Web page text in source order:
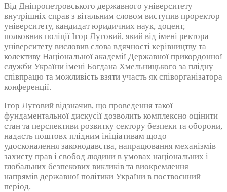
Від Дніпропетровського державного університету
внутрішніх справ з вітальним словом виступив проректор
університету, кандидат юридичних наук, доцент,
полковник поліції Ігор Луговий, який від імені ректора
університету висловив слова вдячності керівництву та
колективу Національної академії Державної прикордонної
служби України імені Богдана Хмельницького за плідну
співпрацю та можливість взяти участь як співорганізатора
конференції.
Ігор Луговий відзначив, що проведення такої
фундаментальної дискусії дозволить комплексно оцінити
стан та перспективи розвитку сектору безпеки та оборони,
надасть поштовх плідним ініціативам щодо
удосконалення законодавства, напрацювання механізмів
захисту прав і свобод людини в умовах національних і
глобальних безпекових викликів та виокремлення
напрямів державної політики України в поствоєнний
період.